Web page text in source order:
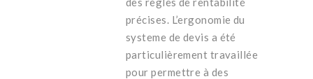
précises. L’ergonomie du
systeme de devis a été
particulièrement travaillée
pour permettre à des